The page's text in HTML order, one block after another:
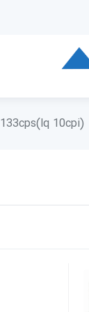
133cps(lq 10cpi)